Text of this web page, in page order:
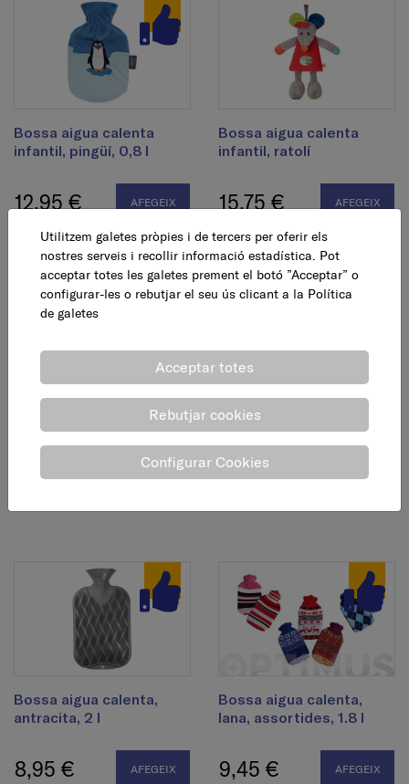
Bossa aigua calenta
infantil, pingüí, 0,8 l
12,95 € AFEGEIX
Bossa aigua calenta
infantil, ratolí
15,75 € AFEGEIX
Bossa aigua calenta
polar, taronja/blau, 2 l
15,45 €
Bossa aigua calenta
soft, rosa, 2 l
18,30 €
Bossa aigua calenta,
antracita, 2 l
8,95 € AFEGEIX
Bossa aigua calenta,
lana, assortides, 1.8 l
9,45 € AFEGEIX
Utilitzem galetes pròpies i de tercers per oferir els
nostres serveis i recollir informació estadística. Pot
acceptar totes les galetes prement el botó ”Acceptar” o
configurar-les o rebutjar el seu ús clicant a la Política
de galetes
Acceptar totes
Rebutjar cookies
Configurar Cookies